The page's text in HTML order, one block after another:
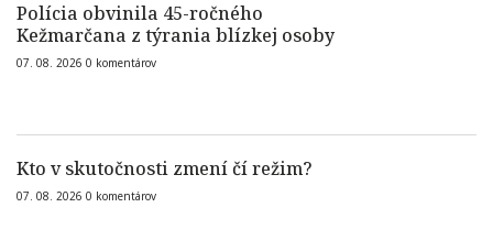
Polícia obvinila 45-ročného
Kežmarčana z týrania blízkej osoby
07. 08. 2026 0 komentárov
Kto v skutočnosti zmení čí režim?
07. 08. 2026 0 komentárov